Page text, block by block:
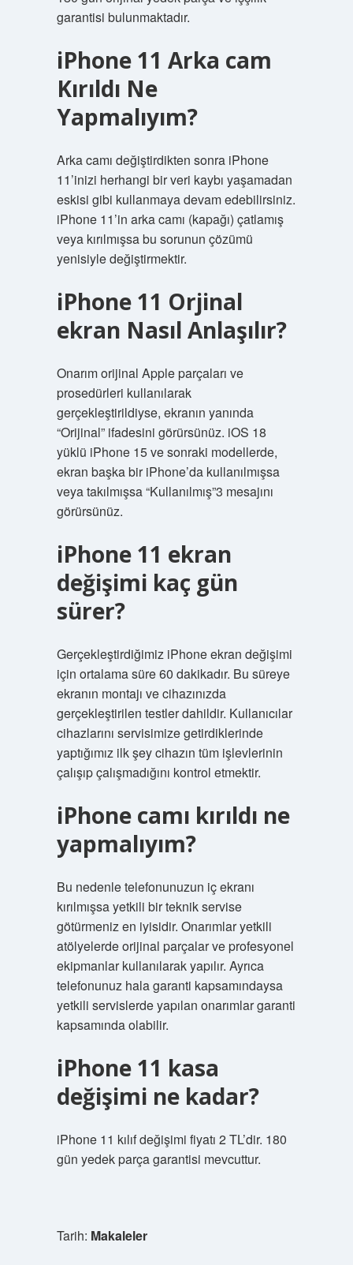
garantisi bulunmaktadır.
iPhone 11 Arka cam
Kırıldı Ne
Yapmalıyım?
Arka camı değiştirdikten sonra iPhone
11’inizi herhangi bir veri kaybı yaşamadan
eskisi gibi kullanmaya devam edebilirsiniz.
iPhone 11’in arka camı (kapağı) çatlamış
veya kırılmışsa bu sorunun çözümü
yenisiyle değiştirmektir.
iPhone 11 Orjinal
ekran Nasıl Anlaşılır?
Onarım orijinal Apple parçaları ve
prosedürleri kullanılarak
gerçekleştirildiyse, ekranın yanında
“Orijinal” ifadesini görürsünüz. iOS 18
yüklü iPhone 15 ve sonraki modellerde,
ekran başka bir iPhone’da kullanılmışsa
veya takılmışsa “Kullanılmış”3 mesajını
görürsünüz.
iPhone 11 ekran
değişimi kaç gün
sürer?
Gerçekleştirdiğimiz iPhone ekran değişimi
için ortalama süre 60 dakikadır. Bu süreye
ekranın montajı ve cihazınızda
gerçekleştirilen testler dahildir. Kullanıcılar
cihazlarını servisimize getirdiklerinde
yaptığımız ilk şey cihazın tüm işlevlerinin
çalışıp çalışmadığını kontrol etmektir.
iPhone camı kırıldı ne
yapmalıyım?
Bu nedenle telefonunuzun iç ekranı
kırılmışsa yetkili bir teknik servise
götürmeniz en iyisidir. Onarımlar yetkili
atölyelerde orijinal parçalar ve profesyonel
ekipmanlar kullanılarak yapılır. Ayrıca
telefonunuz hala garanti kapsamındaysa
yetkili servislerde yapılan onarımlar garanti
kapsamında olabilir.
iPhone 11 kasa
değişimi ne kadar?
iPhone 11 kılıf değişimi fiyatı 2 TL’dir. 180
gün yedek parça garantisi mevcuttur.
Tarih: Makaleler